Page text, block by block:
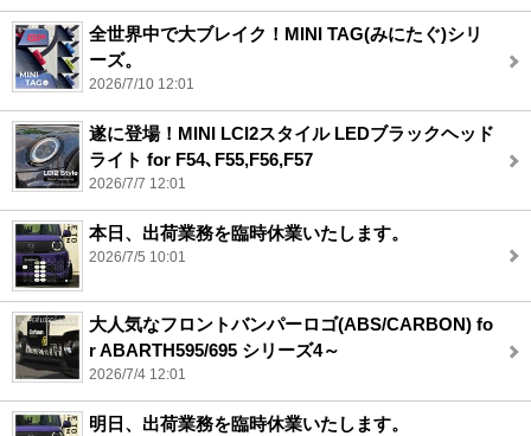
全世界中で大ブレイク！MINI TAG(みにたぐ)シリ
ーズ。
2026/7/10 12:01
遂に登場！MINI LCI2スタイル LEDブラックヘッド
ライト for F54､F55,F56,F57
2026/7/7 12:01
本日、出荷業務を臨時休業いたします。
2026/7/5 10:01
大人気なフロントバンパーロゴ(ABS/CARBON) fo
r ABARTH595/695 シリーズ4～
2026/7/4 12:01
明日、出荷業務を臨時休業いたします。